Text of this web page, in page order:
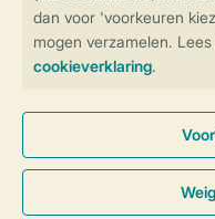
Controle